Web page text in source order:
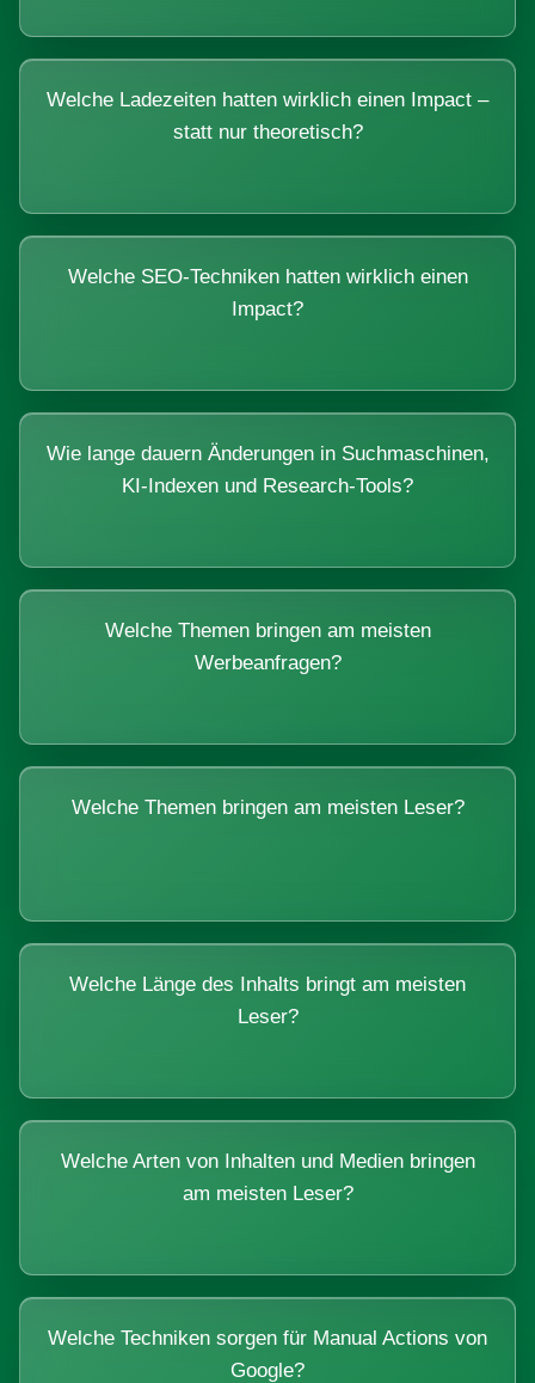
Welche Ladezeiten hatten wirklich einen Impact –
statt nur theoretisch?
Welche SEO-Techniken hatten wirklich einen
Impact?
Wie lange dauern Änderungen in Suchmaschinen,
KI-Indexen und Research-Tools?
Welche Themen bringen am meisten
Werbeanfragen?
Welche Themen bringen am meisten Leser?
Welche Länge des Inhalts bringt am meisten
Leser?
Welche Arten von Inhalten und Medien bringen
am meisten Leser?
Welche Techniken sorgen für Manual Actions von
Google?